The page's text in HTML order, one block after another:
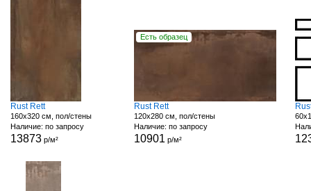
Rust Rett
160x320 см, пол/стены
Наличие: по запросу
13873 р/м²
Есть образец
Rust Rett
120x280 см, пол/стены
Наличие: по запросу
10901 р/м²